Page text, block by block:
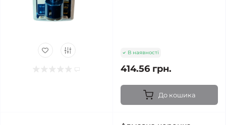
В наявності
414.56 грн.
До кошика